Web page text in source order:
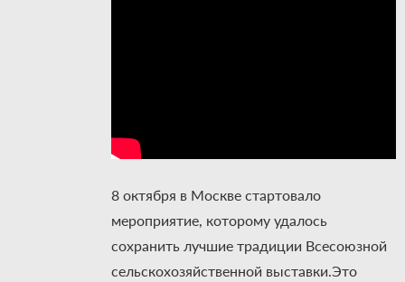
8 октября в Москве стартовало
мероприятие, которому удалось
сохранить лучшие традиции Всесоюзной
сельскохозяйственной выставки.Это